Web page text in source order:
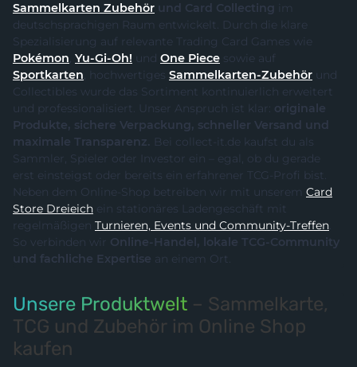
Sammelkarten Zubehör und Card Collecting
im
deutschsprachigen Raum entwickelt. Durch die klare
Spezialisierung auf relevante Trading Card Games wie
Pokémon, Yu-Gi-Oh! und One Piece sowie auf
Sportkarten , hochwertiges Sammelkarten-Zubehör
Collectibles wurde das Sortiment kontinuierlich erweitert
und professionalisiert. Unser Anspruch ist klar: originale
Produkte, sichere Verpackung, schneller Versand und
maximale Transparenz. Bei collect-it.de kaufst du als
Sammler, Spieler oder Investor ein – egal, ob du gerade
erst einsteigst oder bereits ein erfahrener TCG-Profi bist.
Neben dem Online-Shop betreiben wir mit unserem Card
Store Dreieich ein stationäres Ladengeschäft mit
regelmäßigen
Turnieren, Events und Community-Treffen.
So verbinden wir Online-Handel, lokale TCG-Community
und fachliche Expertise an einem Ort.
Unsere Produktwelt – Sammelkarte,
TCG und Zubehör im Online Shop
kaufen